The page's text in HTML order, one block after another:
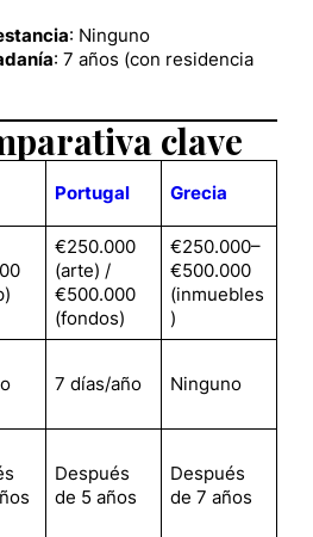
: Ninguno
: 7 años (con residencia
clave
Portugal Grecia
€250.000
(arte) /
€500.000
(fondos)
€250.000–
€500.000
(inmuebles
)
7 días/año Ninguno
Después
de 5 años
Después
de 7 años